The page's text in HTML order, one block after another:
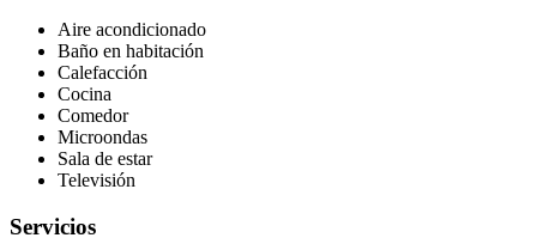
Aire acondicionado
Baño en habitación
Calefacción
Cocina
Comedor
Microondas
Sala de estar
Televisión
Servicios